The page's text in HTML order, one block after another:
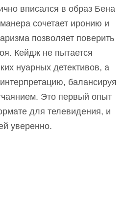
вписался в образ Бена
сочетает иронию и
позволяет поверить
Кейдж не пытается
нуарных детективов, а
балансируя
Это первый опыт
для телевидения, и
уверенно.